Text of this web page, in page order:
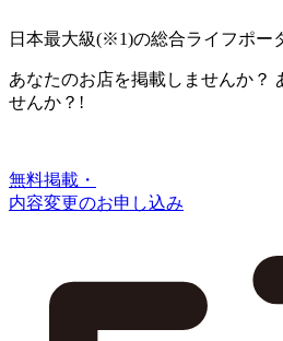
日本最大級(※1)の総合ライフポー
あなたのお店を掲載しませんか？
せんか？!
無料掲載・
内容変更のお申し込み